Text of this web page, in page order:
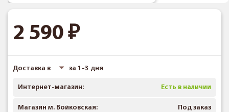
2 590
Доставка в за 1-3 дня
Интернет-магазин: Есть в наличии
Магазин м. Войковская: Под заказ